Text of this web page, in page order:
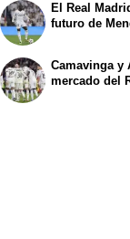
El Real
futuro de
Camavinga y
mercado del